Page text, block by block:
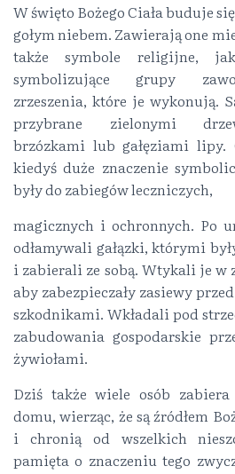
W święto Bożego Ciała buduje
gołym niebem. Zawierają one
także symbole religijne,
symbolizujące grupy
zrzeszenia, które je wykonują.
przybrane zielonymi
brzózkami lub gałęziami lipy.
kiedyś duże znaczenie
były do zabiegów leczniczych,
magicznych i ochronnych. Po
odłamywali gałązki, którymi
i zabierali ze sobą. Wtykali je w
aby zabezpieczały zasiewy
szkodnikami. Wkładali pod
zabudowania gospodarskie
żywiołami.
Dziś także wiele osób zabiera
domu, wierząc, że są źródłem
i chronią od wszelkich
pamięta o znaczeniu tego